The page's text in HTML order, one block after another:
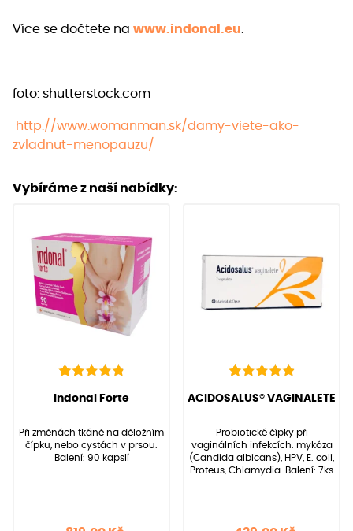
Více se dočtete na www.indonal.eu.
foto: shutterstock.com
http://www.womanman.sk/damy-viete-ako-
zvladnut-menopauzu/
Vybíráme z naší nabídky:
4.90
základě
hodnocení
zákazníků
(Hodnocení:136
Indonal Forte
Při změnách tkáně na děložním
čípku, nebo cystách v prsou.
Balení: 90 kapslí
4.95
základě
hodnocení
zákazníků
(Hodnocení:22)
ACIDOSALUS® VAGINALETE
Probiotické čípky při
vaginálních infekcích: mykóza
(Candida albicans), HPV, E. coli,
Proteus, Chlamydia. Balení: 7ks